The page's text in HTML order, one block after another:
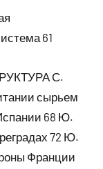
61
С.
сырьем
68 Ю.
72 Ю.
Франции